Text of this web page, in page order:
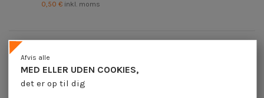
0,50 € inkl. moms
Skiver flad Messing diameter 14
MED ELLER UDEN COOKIES,
det er op til dig
Afvis alle